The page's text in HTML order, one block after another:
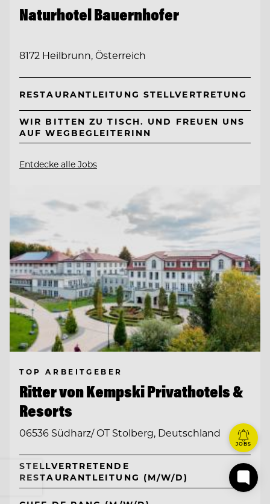
Naturhotel Bauernhofer
8172 Heilbrunn, Österreich
RESTAURANTLEITUNG STELLVERTRETUNG
WIR BITTEN ZU TISCH. UND FREUEN UNS
AUF WEGBEGLEITERINN
Entdecke alle Jobs
TOP ARBEITGEBER
Ritter von Kempski Privathotels &
Resorts
06536 Südharz/ OT Stolberg, Deutschland
STELLVERTRETENDE
RESTAURANTLEITUNG (M/W/D)
JOBS